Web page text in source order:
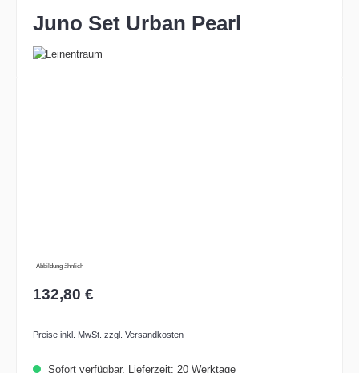
Juno Set Urban Pearl
Abbildung ähnlich
132,80 €
Preise inkl. MwSt. zzgl. Versandkosten
Sofort verfügbar, Lieferzeit: 20 Werktage